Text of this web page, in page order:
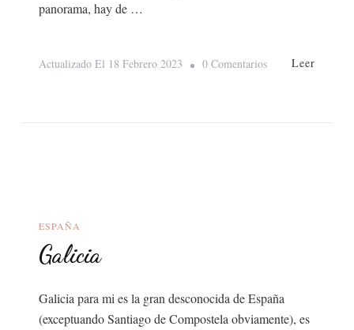
panorama, hay de …
Actualizado El 18 Febrero 2023 0 ComentariosEn
Leer
ESPAÑA
Galicia
Galicia para mi es la gran desconocida de España
(exceptuando Santiago de Compostela obviamente), es